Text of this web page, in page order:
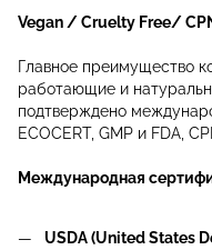
Vegan / Cruelty Free/
Главное преимущество
работающие и
подтверждено
ECOCERT, GMP и FDA,
Международная
USDA (United States